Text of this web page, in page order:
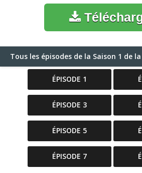
Tous les épisodes de la Saison 1 de
ÉPISODE 1
ÉPISODE 3
ÉPISODE 5
ÉPISODE 7